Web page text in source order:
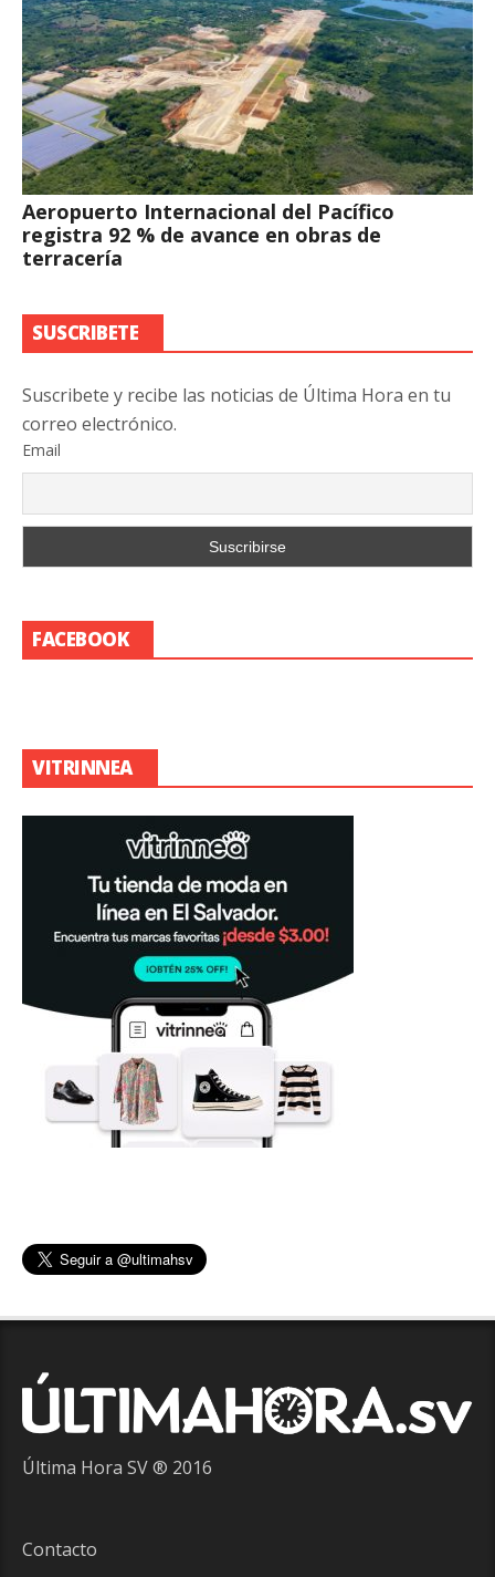
Aeropuerto Internacional del Pacífico
registra 92 % de avance en obras de
terracería
SUSCRIBETE
Suscribete y recibe las noticias de Última Hora en tu
correo electrónico.
Email
FACEBOOK
VITRINNEA
Última Hora SV ® 2016
Contacto